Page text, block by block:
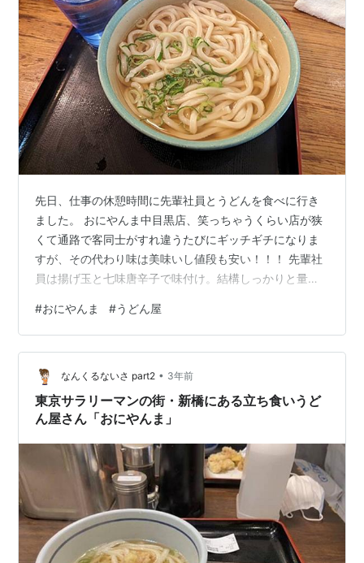
先日、仕事の休憩時間に先輩社員とうどんを食べに行き
ました。 おにやんま中目黒店、笑っちゃうくらい店が狭
くて通路で客同士がすれ違うたびにギッチギチになりま
すが、その代わり味は美味いし値段も安い！！！ 先輩社
員は揚げ玉と七味唐辛子で味付け。結構しっかりと量が
味くて量が多いうどんを食べて店を出たら、 誰かがルー
ビックキューブに挫折した痕跡がありました。まずうど
ん屋の前でルービックキューブに挑戦するのがおかしい
ですし、それで挫折して地面に叩きつけるのもどうかし
ています。もしかしたらこの店の店員も、昔はうどん屋
でうどん作りに挑戦して、それで挫折して地面…
#おにやんま #うどん屋
なんくるないさ part2 • 3年前
東京サラリーマンの街・新橋にある立ち食いうど
ん屋さん「おにやんま」